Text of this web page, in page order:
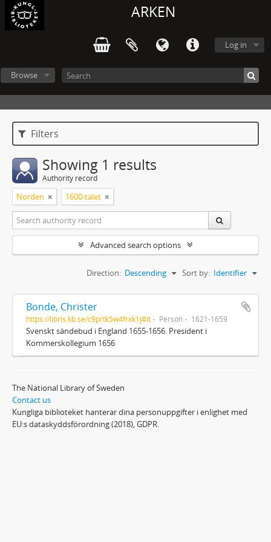
ARKEN
Log in
Browse
Filters
Showing 1 results
Authority record
Norden 1600-talet
Advanced search options
Sort by: Identifier
Direction: Descending
Bonde, Christer
https://libris.kb.se/c9prtk5w4frxk1j#it Person 1621-1659
Svenskt sändebud i England 1655-1656. President i
Kommerskollegium 1656
The National Library of Sweden
Contact us
Kungliga biblioteket hanterar dina personuppgifter i enlighet med
EU:s dataskyddsförordning (2018), GDPR.